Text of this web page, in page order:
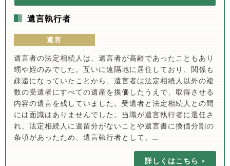
遺言執行者
遺言
遺言者の法定相続人は、遺言者が高齢であったこともあり
甥や姪のみでした。互いに遠隔地に居住しており、関係も
疎遠になっていたことから、遺言者は法定相続人以外の複
数の受遺者にすべての遺産を換価したうえで、取得させる
内容の遺言を残していました。受遺者と法定相続人との間
には面識はありませんでした。当職が遺言執行者に選任さ
れ、法定相続人に遺留分がないことや遺言書に換価分割の
条項があったため、遺言執行者として、…
詳しくはこちら